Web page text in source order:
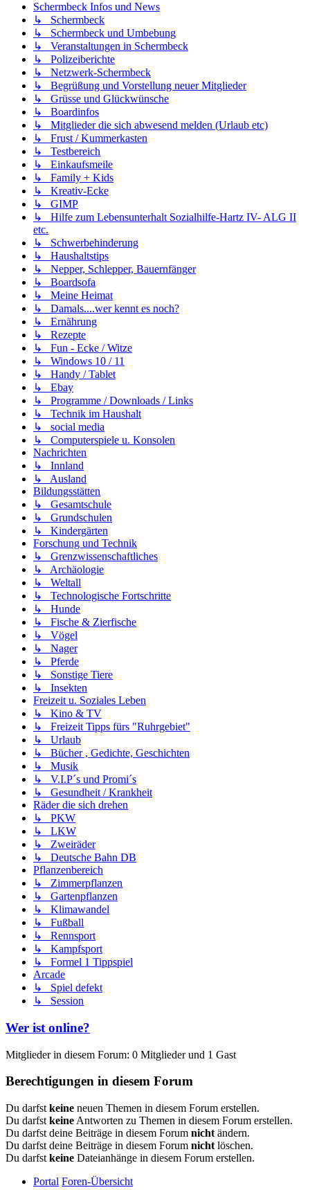
Schermbeck Infos und News
↳ Schermbeck
↳ Schermbeck und Umbebung
↳ Veranstaltungen in Schermbeck
↳ Polizeiberichte
↳ Netzwerk-Schermbeck
↳ Begrüßung und Vorstellung neuer Mitglieder
↳ Grüsse und Glückwünsche
↳ Boardinfos
↳ Mitglieder die sich abwesend melden (Urlaub etc)
↳ Frust / Kummerkasten
↳ Testbereich
↳ Einkaufsmeile
↳ Family + Kids
↳ Kreativ-Ecke
↳ GIMP
↳ Hilfe zum Lebensunterhalt Sozialhilfe-Hartz IV- ALG II
etc.
↳ Schwerbehinderung
↳ Haushaltstips
↳ Nepper, Schlepper, Bauernfänger
↳ Boardsofa
↳ Meine Heimat
↳ Damals....wer kennt es noch?
↳ Ernährung
↳ Rezepte
↳ Fun - Ecke / Witze
↳ Windows 10 / 11
↳ Handy / Tablet
↳ Ebay
↳ Programme / Downloads / Links
↳ Technik im Haushalt
↳ social media
↳ Computerspiele u. Konsolen
Nachrichten
↳ Innland
↳ Ausland
Bildungsstätten
↳ Gesamtschule
↳ Grundschulen
↳ Kindergärten
Forschung und Technik
↳ Grenzwissenschaftliches
↳ Archäologie
↳ Weltall
↳ Technologische Fortschritte
↳ Hunde
↳ Fische & Zierfische
↳ Vögel
↳ Nager
↳ Pferde
↳ Sonstige Tiere
↳ Insekten
Freizeit u. Soziales Leben
↳ Kino & TV
↳ Freizeit Tipps fürs "Ruhrgebiet"
↳ Urlaub
↳ Bücher , Gedichte, Geschichten
↳ Musik
↳ V.I.P´s und Promi´s
↳ Gesundheit / Krankheit
Räder die sich drehen
↳ PKW
↳ LKW
↳ Zweiräder
↳ Deutsche Bahn DB
Pflanzenbereich
↳ Zimmerpflanzen
↳ Gartenpflanzen
↳ Klimawandel
↳ Fußball
↳ Rennsport
↳ Kampfsport
↳ Formel 1 Tippspiel
Arcade
↳ Spiel defekt
↳ Session
Wer ist online?
Mitglieder in diesem Forum: 0 Mitglieder und 1 Gast
Berechtigungen in diesem Forum
Du darfst keine neuen Themen in diesem Forum erstellen.
Du darfst keine Antworten zu Themen in diesem Forum erstellen.
Du darfst deine Beiträge in diesem Forum nicht ändern.
Du darfst deine Beiträge in diesem Forum nicht löschen.
Du darfst keine Dateianhänge in diesem Forum erstellen.
Portal Foren-Übersicht